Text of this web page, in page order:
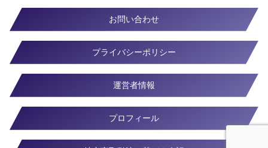
お問い合わせ
プライバシーポリシー
運営者情報
プロフィール